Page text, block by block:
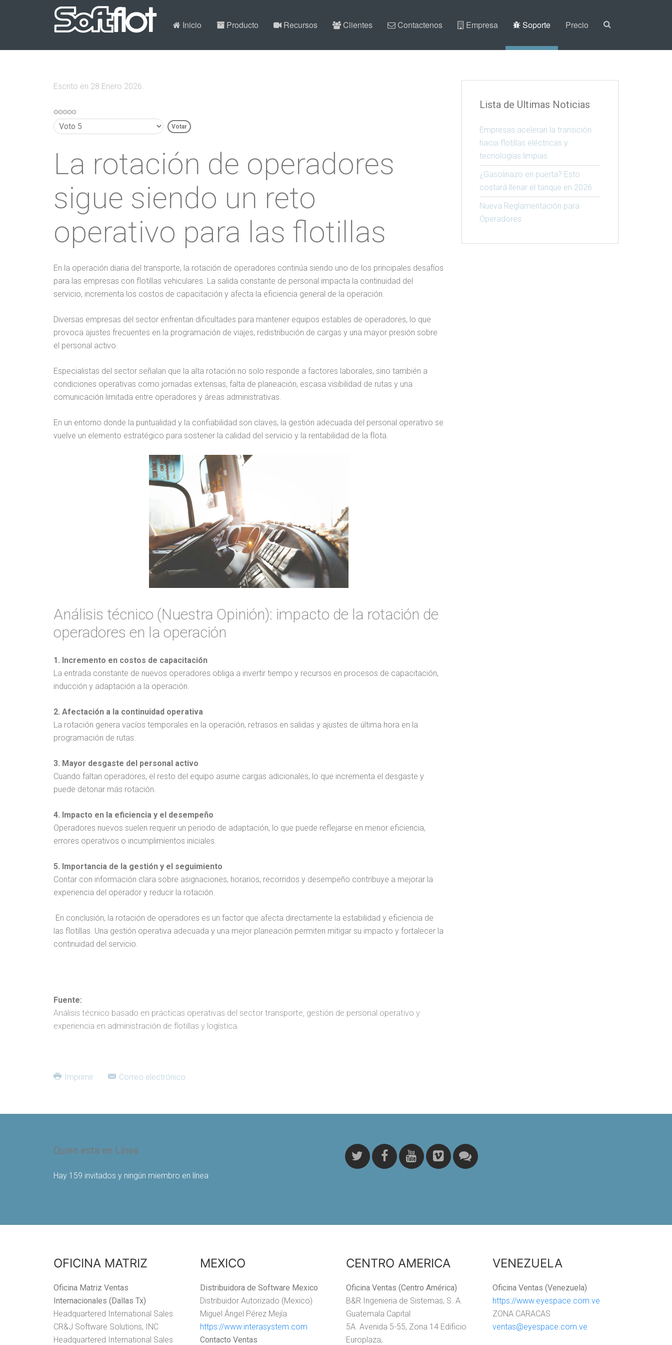
Inicio Producto Recursos Clientes Contactenos Empresa Soporte Precio
Escrito en 28 Enero 2026.
Por
vote
La rotación de operadores
sigue siendo un reto
operativo para las flotillas
En la operación diaria del transporte, la rotación de operadores continúa siendo uno de los principales desafíos
para las empresas con flotillas vehiculares. La salida constante de personal impacta la continuidad del
servicio, incrementa los costos de capacitación y afecta la eficiencia general de la operación.
Diversas empresas del sector enfrentan dificultades para mantener equipos estables de operadores, lo que
provoca ajustes frecuentes en la programación de viajes, redistribución de cargas y una mayor presión sobre
el personal activo.
Especialistas del sector señalan que la alta rotación no solo responde a factores laborales, sino también a
condiciones operativas como jornadas extensas, falta de planeación, escasa visibilidad de rutas y una
comunicación limitada entre operadores y áreas administrativas.
En un entorno donde la puntualidad y la confiabilidad son claves, la gestión adecuada del personal operativo se
vuelve un elemento estratégico para sostener la calidad del servicio y la rentabilidad de la flota.
Análisis técnico (Nuestra Opinión): impacto de la rotación de
operadores en la operación
1. Incremento en costos de capacitación
La entrada constante de nuevos operadores obliga a invertir tiempo y recursos en procesos de capacitación,
inducción y adaptación a la operación.
2. Afectación a la continuidad operativa
La rotación genera vacíos temporales en la operación, retrasos en salidas y ajustes de última hora en la
programación de rutas.
3. Mayor desgaste del personal activo
Cuando faltan operadores, el resto del equipo asume cargas adicionales, lo que incrementa el desgaste y
puede detonar más rotación.
4. Impacto en la eficiencia y el desempeño
Operadores nuevos suelen requerir un periodo de adaptación, lo que puede reflejarse en menor eficiencia,
errores operativos o incumplimientos iniciales.
5. Importancia de la gestión y el seguimiento
Contar con información clara sobre asignaciones, horarios, recorridos y desempeño contribuye a mejorar la
experiencia del operador y reducir la rotación.
En conclusión, la rotación de operadores es un factor que afecta directamente la estabilidad y eficiencia de
las flotillas. Una gestión operativa adecuada y una mejor planeación permiten mitigar su impacto y fortalecer la
continuidad del servicio.
Fuente:
Análisis técnico basado en prácticas operativas del sector transporte, gestión de personal operativo y
experiencia en administración de flotillas y logística.
Imprimir Correo electrónico
Lista de Ultimas Noticias
Empresas aceleran la transición
hacia flotillas eléctricas y
tecnologías limpias
¿Gasolinazo en puerta? Esto
costará llenar el tanque en 2026
Nueva Reglamentación para
Operadores
Quien esta en Línea
Hay 159 invitados y ningún miembro en línea
OFICINA MATRIZ
Oficina Matriz Ventas
Internacionales (Dallas Tx)
Headquartered International Sales
CR&J Software Solutions, INC
Headquartered International Sales
MEXICO
Distribuidora de Software Mexico
Distribuidor Autorizado (Mexico)
Miguel Ángel Pérez Mejía
https://www.interasystem.com
Contacto Ventas
CENTRO AMERICA
Oficina Ventas (Centro América)
B&R Ingenieria de Sistemas, S. A.
Guatemala Capital
5A. Avenida 5-55, Zona 14 Edificio
Europlaza,
VENEZUELA
Oficina Ventas (Venezuela)
https://www.eyespace.com.ve
ZONA CARACAS
ventas@eyespace.com.ve